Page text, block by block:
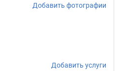
Добавить фотографии
Добавить услуги